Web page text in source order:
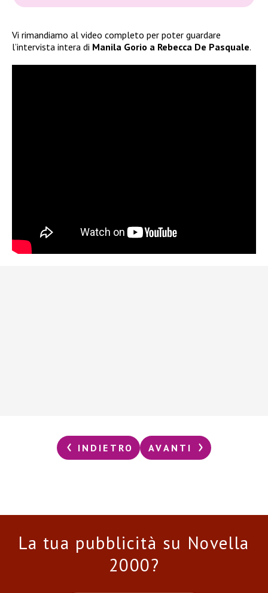
Vi rimandiamo al video completo per poter guardare
l’intervista intera di Manila Gorio a Rebecca De Pasquale.
INDIETRO AVANTI
La tua pubblicità su Novella
2000?